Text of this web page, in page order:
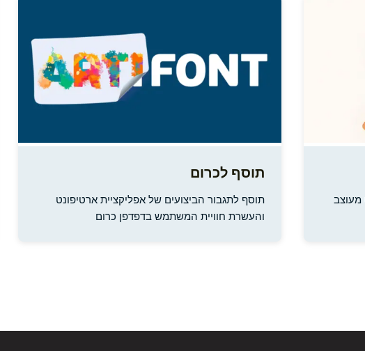
מעוצב
תוסף לכרום
תוסף לתגבור הביצועים של אפליקציית ארטיפונט
והעשרת חוויית המשתמש בדפדפן כרום